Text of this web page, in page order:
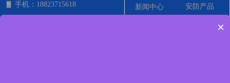
手机： 18823715618 新闻中心 安防产品
电子反制系统
×